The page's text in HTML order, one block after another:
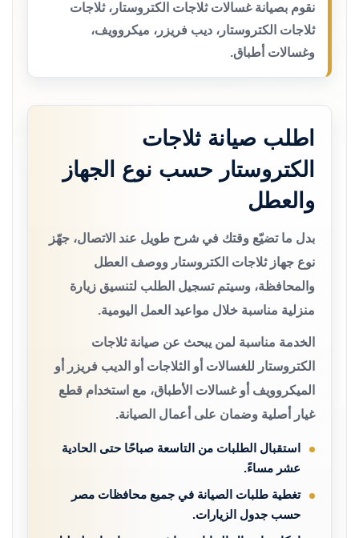
نقوم بصيانة غسالات ثلاجات الكتروستار، ثلاجات
ثلاجات الكتروستار، ديب فريزر، ميكروويف،
وغسالات أطباق.
اطلب صيانة ثلاجات
الكتروستار حسب نوع الجهاز
والعطل
بدل ما تضيّع وقتك في شرح طويل عند الاتصال، جهّز
نوع جهاز ثلاجات الكتروستار ووصف العطل
والمحافظة، وسيتم تسجيل الطلب لتنسيق زيارة
منزلية مناسبة خلال مواعيد العمل اليومية.
الخدمة مناسبة لمن يبحث عن صيانة ثلاجات
الكتروستار للغسالات أو الثلاجات أو الديب فريزر أو
الميكروويف أو غسالات الأطباق، مع استخدام قطع
غيار أصلية وضمان على أعمال الصيانة.
استقبال الطلبات من التاسعة صباحًا حتى الحادية
عشر مساءً.
تغطية طلبات الصيانة في جميع محافظات مصر
حسب جدول الزيارات.